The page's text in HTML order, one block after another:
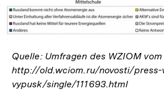
Quelle: Umfragen des WZIOM vom
http://old.wciom.ru/novosti/
vypusk/single/111693.html